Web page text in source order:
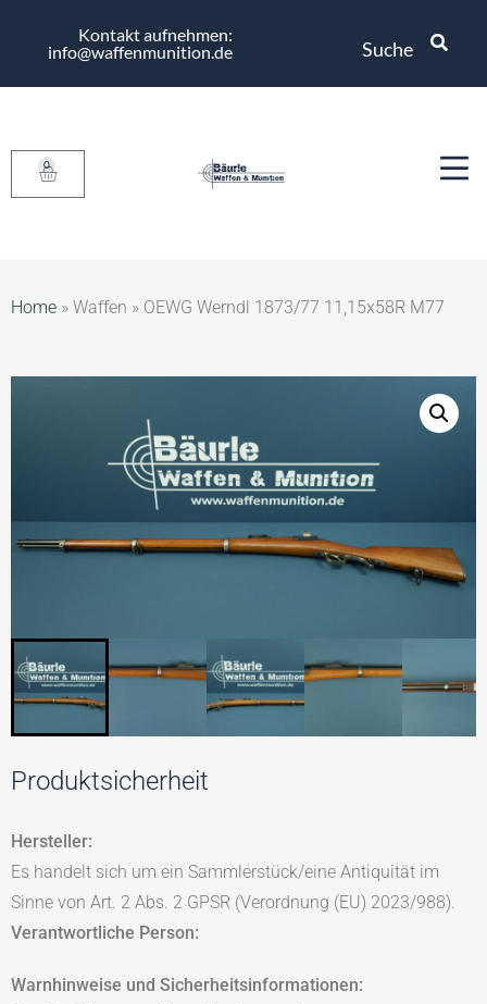
Kontakt aufnehmen:
info@waffenmunition.de
Suche
0
Home » Waffen » OEWG Werndl 1873/77 11,15x58R M77
Produktsicherheit
Hersteller:
Es handelt sich um ein Sammlerstück/eine Antiquität im
Sinne von Art. 2 Abs. 2 GPSR (Verordnung (EU) 2023/988).
Verantwortliche Person:
Warnhinweise und Sicherheitsinformationen: